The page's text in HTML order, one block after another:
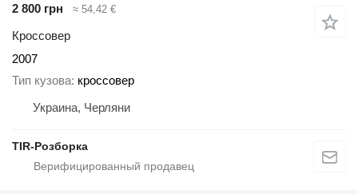
2 800 грн ≈ 54,42 €
Кроссовер
2007
Тип кузова кроссовер
Украина, Черляни
TIR-Розборка